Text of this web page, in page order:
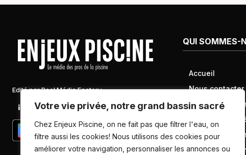
Votre vie privée, notre grand bassin sacré
Chez Enjeux Piscine, on ne fait pas que filtrer l'eau, on
filtre aussi les cookies! Nous utilisons des cookies pour
améliorer votre navigation, personnaliser les annonces ou
Edité par Pool Média Factory
Linkedin Newsletter
QUI SOMMES-
Accueil
Nous contacter
Mentions
Conditions
Politique de
données